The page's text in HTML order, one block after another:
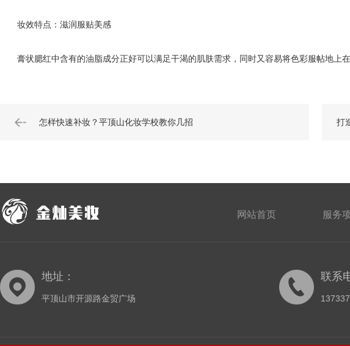
妆效特点：滋润服贴美感
膏状腮红中含有的油脂成分正好可以满足干渴的肌肤需求，同时又容易将色彩服帖地上在
怎样快速补妆？平顶山化妆学校教你几招 打
网站首页 服务
地址：
平顶山市开源路金贸广场
联系